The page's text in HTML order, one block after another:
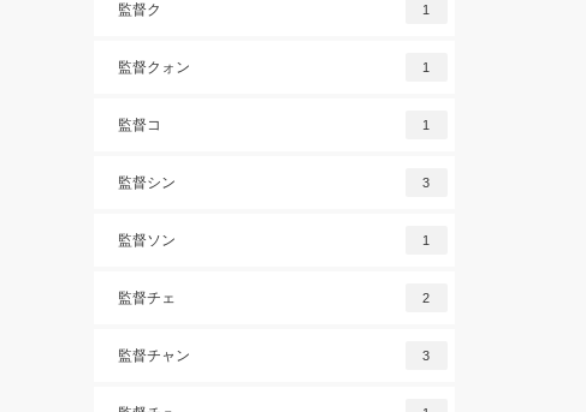
監督ク 1
監督クォン 1
監督コ 1
監督シン 3
監督ソン 1
監督チェ 2
監督チャン 3